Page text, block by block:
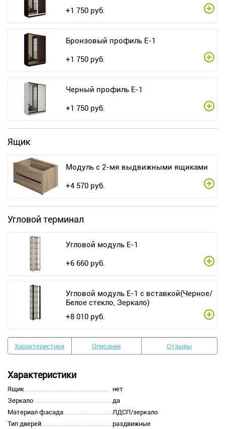
+1 750 руб.
Бронзовый профиль E-1
+1 750 руб.
Черный профиль E-1
+1 750 руб.
Ящик
Модуль с 2-мя выдвижными ящиками
+4 570 руб.
Угловой терминал
Угловой модуль Е-1
+6 660 руб.
Угловой модуль Е-1 с вставкой(Черное/
Белое стекло, Зеркало)
+8 010 руб.
Характеристики Описание Отзывы
Характеристики
Ящик
нет
Зеркало
да
Материал фасада
ЛДСП/зеркало
Тип дверей
раздвижные